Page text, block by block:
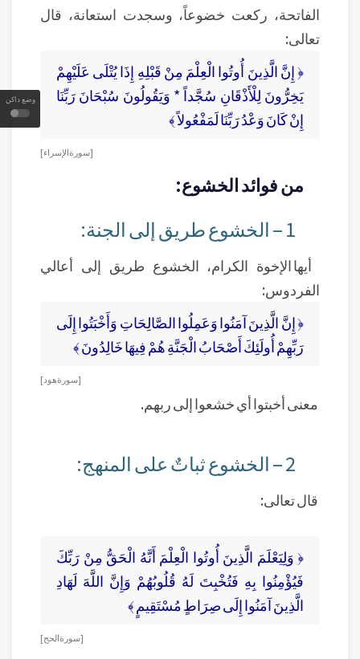
وضع داكن
الفاتحة، ركعت خضوعاً، وسجدت استعانة، قال
تعالى:
﴿ إِنَّ الَّذِينَ أُوتُوا الْعِلْمَ مِنْ قَبْلِهِ إِذَا يُتْلَى عَلَيْهِمْ
يَخِرُّونَ لِلْأَذْقَانِ سُجَّداً * وَيَقُولُونَ سُبْحَانَ رَبِّنَا
إِنْ كَانَ وَعْدُ رَبِّنَا لَمَفْعُولاً ﴾
[ سورة الإسراء]
من فوائد الخشوع:
1 – الخشوع طريق إلى الجنة:
أيها الإخوة الكرام، الخشوع طريق إلى أعالي
الفردوس:
﴿ إِنَّ الَّذِينَ آمَنُوا وَعَمِلُوا الصَّالِحَاتِ وَأَخْبَتُوا إِلَى
رَبِّهِمْ أُولَئِكَ أَصْحَابُ الْجَنَّةِ هُمْ فِيهَا خَالِدُونَ ﴾
[ سورة هود]
معنى أخبتوا أي خشعوا إلى ربهم.
2 – الخشوع ثباتٌ على المنهج:
قال تعالى:
﴿ وَلِيَعْلَمَ الَّذِينَ أُوتُوا الْعِلْمَ أَنَّهُ الْحَقُّ مِنْ رَبِّكَ
فَيُؤْمِنُوا بِهِ فَتُخْبِتَ لَهُ قُلُوبُهُمْ وَإِنَّ اللَّهَ لَهَادِ
الَّذِينَ آمَنُوا إِلَى صِرَاطٍ مُسْتَقِيمٍ ﴾
[ سورة الحج]